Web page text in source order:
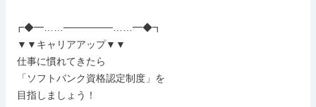
┏◆━……───────……━◆┓